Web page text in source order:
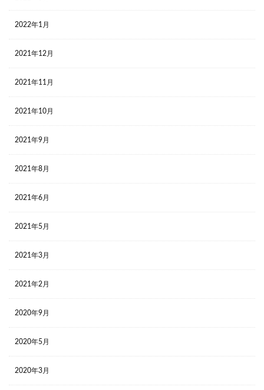
2022年1月
2021年12月
2021年11月
2021年10月
2021年9月
2021年8月
2021年6月
2021年5月
2021年3月
2021年2月
2020年9月
2020年5月
2020年3月